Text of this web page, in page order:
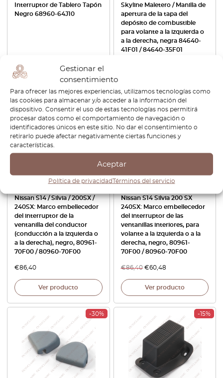
Gestionar el
consentimiento
Para ofrecer las mejores experiencias, utilizamos tecnologías como
las cookies para almacenar y/o acceder a la información del
dispositivo. Consentir el uso de estas tecnologías nos permitirá
procesar datos como el comportamiento de navegación o
identificadores únicos en este sitio. No dar el consentimiento o
retirarlo puede afectar negativamente ciertas funciones y
características.
Aceptar
Política de privacidadTérminos del servicio
Interruptor de Tablero Tapón
Negro 68960-64J10
€32,40
Skyline Maletero / Manilla de
apertura de la tapa del
depósito de combustible
para volante a la izquierda o
a la derecha, negra 84640-
41F01 / 84640-35F01
Nissan S14 / Silvia / 200SX /
240SX: Marco embellecedor
del interruptor de la
ventanilla del conductor
(conducción a la izquierda o
a la derecha), negro, 80961-
70F00 / 80960-70F00
€86,40
Ver producto
-30%
Nissan S14 Silvia 200 SX
240SX: Marco embellecedor
del interruptor de las
ventanillas interiores, para
volante a la izquierda o a la
derecha, negro, 80961-
70F00 / 80960-70F00
€86,40 €60,48
Ver producto
-30% -15%